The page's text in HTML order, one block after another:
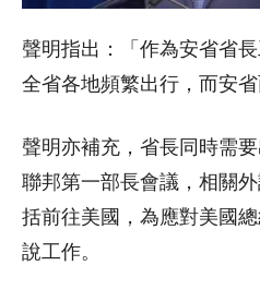
聲明指出：「作為安省省
全省各地頻繁出行，而安省
聲明亦補充，省長同時需
聯邦第一部長會議，相關
括前往美國，為應對美國
說工作。